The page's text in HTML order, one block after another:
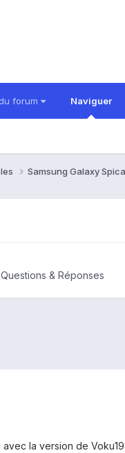
forum Naviguer
Samsung Galaxy Spica
& Réponses
la version de